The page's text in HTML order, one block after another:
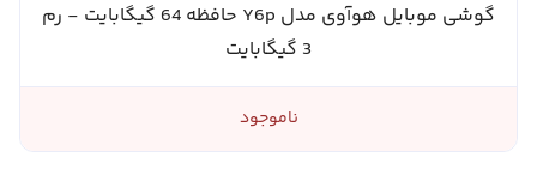
گوشی موبایل هوآوی مدل Y6p حافظه 64 گیگابایت - رم
3 گیگابایت
ناموجود